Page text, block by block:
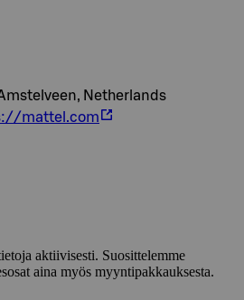
Netherlands
mattel.com
aktiivisesti. Suosittelemme
aina myös myyntipakkauksesta.